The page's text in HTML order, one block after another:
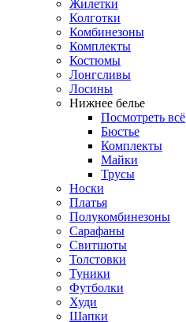
Жилетки
Колготки
Комбинезоны
Комплекты
Костюмы
Лонгсливы
Лосины
Нижнее белье
Посмотреть всё
Бюстье
Комплекты
Майки
Трусы
Носки
Платья
Полукомбинезоны
Сарафаны
Свитшоты
Толстовки
Туники
Футболки
Худи
Шапки